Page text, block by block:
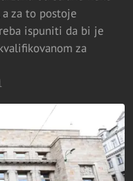
za to postoje
ispuniti da bi je
za